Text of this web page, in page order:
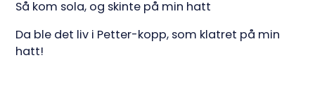
Så kom sola, og skinte på min hatt
Da ble det liv i Petter-kopp, som klatret på min
hatt!